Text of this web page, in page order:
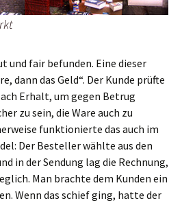
und fair befunden. Eine dieser
dann das Geld“. Der Kunde prüfte
Erhalt, um gegen Betrug
zu sein, die Ware auch zu
funktionierte das auch im
Der Besteller wählte aus den
in der Sendung lag die Rechnung,
Man brachte dem Kunden ein
Wenn das schief ging, hatte der